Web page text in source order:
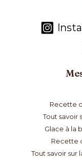
Recette
Tout savoir
Glace à la
Recette
Tout savoir sur